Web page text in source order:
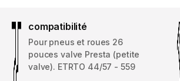
compatibilité
Pour pneus et roues 26
pouces valve Presta (petite
valve). ETRTO 44/57 - 559